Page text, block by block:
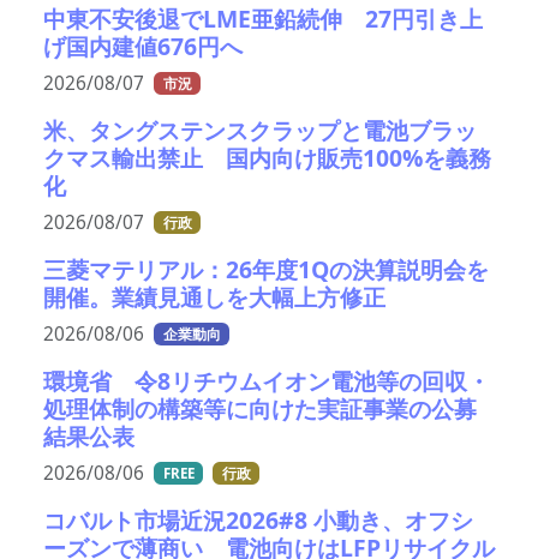
中東不安後退でLME亜鉛続伸 27円引き上
げ国内建値676円へ
2026/08/07 市況
米、タングステンスクラップと電池ブラッ
クマス輸出禁止 国内向け販売100%を義務
化
2026/08/07 行政
三菱マテリアル：26年度1Qの決算説明会を
開催。業績見通しを大幅上方修正
2026/08/06 企業動向
環境省 令8リチウムイオン電池等の回収・
処理体制の構築等に向けた実証事業の公募
結果公表
2026/08/06 FREE 行政
コバルト市場近況2026#8 小動き、オフシ
ーズンで薄商い 電池向けはLFPリサイクル